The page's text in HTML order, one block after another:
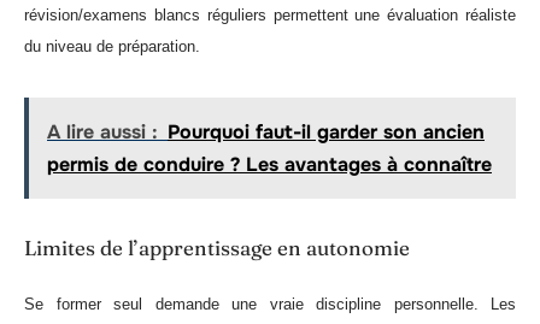
révision/examens blancs réguliers permettent une évaluation réaliste
du niveau de préparation.
A lire aussi : Pourquoi faut-il garder son ancien
permis de conduire ? Les avantages à connaître
Limites de l’apprentissage en autonomie
Se former seul demande une vraie discipline personnelle. Les